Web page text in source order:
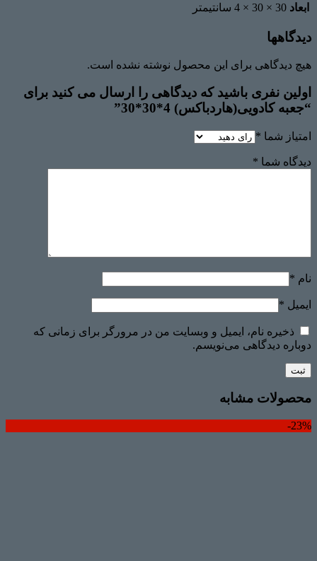
ابعاد 30 × 30 × 4 سانتیمتر
دیدگاهها
هیچ دیدگاهی برای این محصول نوشته نشده است.
اولین نفری باشید که دیدگاهی را ارسال می کنید برای
“جعبه کادویی(هاردباکس) 4*30*30”
امتیاز شما *
دیدگاه شما *
نام *
ایمیل *
ذخیره نام، ایمیل و وبسایت من در مرورگر برای زمانی که
دوباره دیدگاهی می‌نویسم.
محصولات مشابه
23%-